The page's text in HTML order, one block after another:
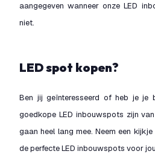
aangegeven wanneer onze LED
niet.
LED spot kopen?
Ben jij geïnteresseerd of heb je je
goedkope LED inbouwspots zijn
gaan heel lang mee. Neem een
de perfecte LED inbouwspots voor